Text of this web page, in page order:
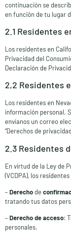
continuación se
en función de tu lugar
2.1 Residentes
Los residentes en
Privacidad del
Declaración de
2,2 Residentes
Los residentes en
información personal.
envíanos un correo
“Derechos de
2.3 Residentes
En virtud de la Ley de
(VCDPA), los
–Derechode
tratando tus datos
–Derecho de acceso:
personales.